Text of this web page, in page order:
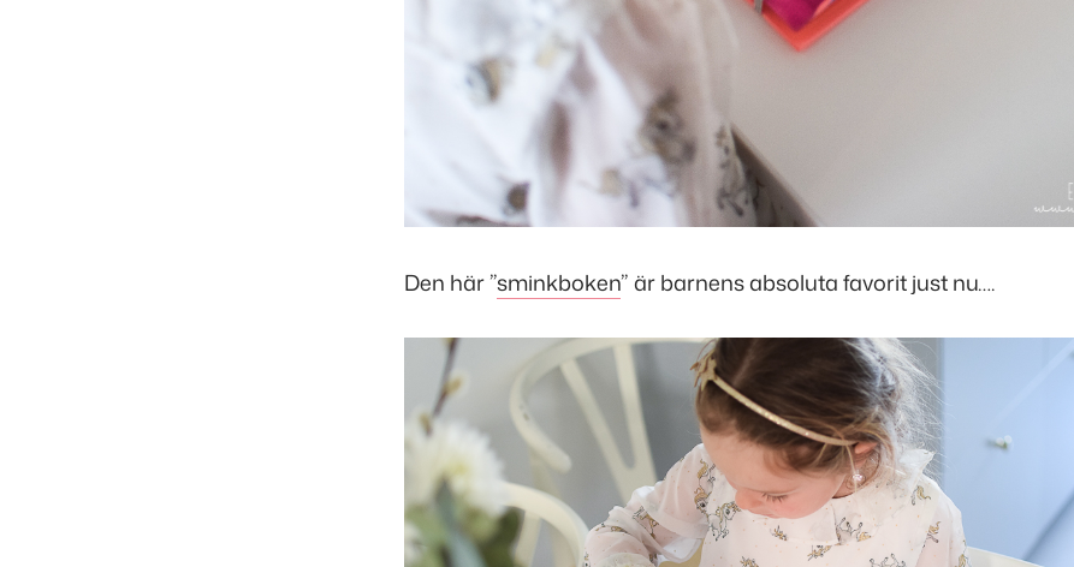
Den här ”sminkboken” är barnens absoluta favorit just nu….